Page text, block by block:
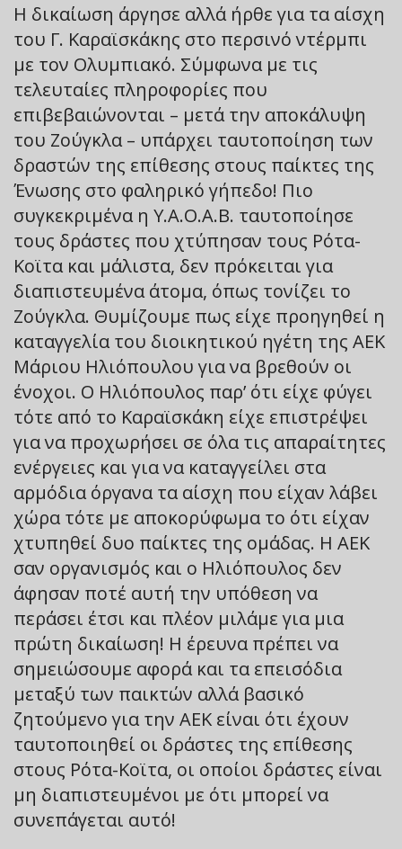
Η δικαίωση άργησε αλλά ήρθε για τα αίσχη
του Γ. Καραϊσκάκης στο περσινό ντέρμπι
με τον Ολυμπιακό. Σύμφωνα με τις
τελευταίες πληροφορίες που
επιβεβαιώνονται – μετά την αποκάλυψη
του Ζούγκλα – υπάρχει ταυτοποίηση των
δραστών της επίθεσης στους παίκτες της
Ένωσης στο φαληρικό γήπεδο! Πιο
συγκεκριμένα η Υ.Α.Ο.Α.Β. ταυτοποίησε
τους δράστες που χτύπησαν τους Ρότα-
Κοϊτα και μάλιστα, δεν πρόκειται για
διαπιστευμένα άτομα, όπως τονίζει το
Ζούγκλα. Θυμίζουμε πως είχε προηγηθεί η
καταγγελία του διοικητικού ηγέτη της ΑΕΚ
Μάριου Ηλιόπουλου για να βρεθούν οι
ένοχοι. Ο Ηλιόπουλος παρ’ ότι είχε φύγει
τότε από το Καραϊσκάκη είχε επιστρέψει
για να προχωρήσει σε όλα τις απαραίτητες
ενέργειες και για να καταγγείλει στα
αρμόδια όργανα τα αίσχη που είχαν λάβει
χώρα τότε με αποκορύφωμα το ότι είχαν
χτυπηθεί δυο παίκτες της ομάδας. Η ΑΕΚ
σαν οργανισμός και ο Ηλιόπουλος δεν
άφησαν ποτέ αυτή την υπόθεση να
περάσει έτσι και πλέον μιλάμε για μια
πρώτη δικαίωση! Η έρευνα πρέπει να
σημειώσουμε αφορά και τα επεισόδια
μεταξύ των παικτών αλλά βασικό
ζητούμενο για την ΑΕΚ είναι ότι έχουν
ταυτοποιηθεί οι δράστες της επίθεσης
στους Ρότα-Κοϊτα, οι οποίοι δράστες είναι
μη διαπιστευμένοι με ότι μπορεί να
συνεπάγεται αυτό!